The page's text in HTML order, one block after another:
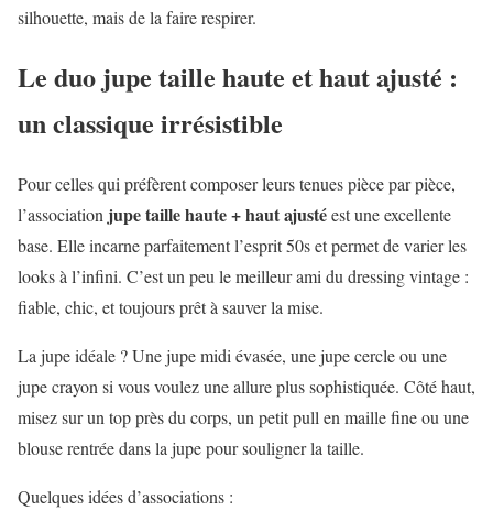
silhouette, mais de la faire respirer.
Le duo jupe taille haute et haut ajusté :
un classique irrésistible
Pour celles qui préfèrent composer leurs tenues pièce par pièce,
l’association jupe taille haute + haut ajustéest une excellente
base. Elle incarne parfaitement l’esprit 50s et permet de varier les
looks à l’infini. C’est un peu le meilleur ami du dressing vintage :
fiable, chic, et toujours prêt à sauver la mise.
La jupe idéale ? Une jupe midi évasée, une jupe cercle ou une
jupe crayon si vous voulez une allure plus sophistiquée. Côté haut,
misez sur un top près du corps, un petit pull en maille fine ou une
blouse rentrée dans la jupe pour souligner la taille.
Quelques idées d’associations :